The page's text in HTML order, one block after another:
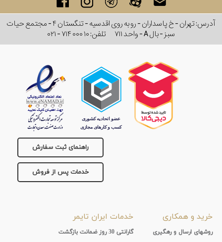
آدرس: تهران - خ پاسداران - رو به روی اقدسیه - تنگستان ۴ - مجتمع حیات
سبز - بال A - واحد ۷۱۱
تلفن:۰۲۱ - ۷۱۴ ۰۰۰ ۱۰
راهنمای ثبت سفارش
خدمات پس از فروش
خرید و همکاری
روشهای ارسال و رهگیری
خدمات ایران تایمر
گارانتی 30 روز ضمانت بازگشت